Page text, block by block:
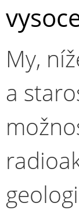
My,
a